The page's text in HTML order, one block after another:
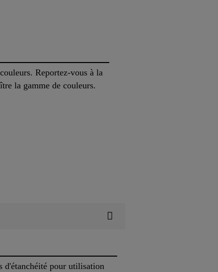
Reportez-vous à la
la gamme de couleurs.
d'étanchéité pour utilisation